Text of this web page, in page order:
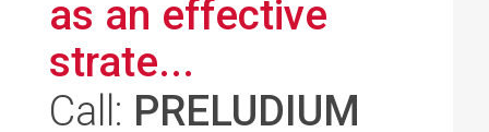
as an effective
strate...
Call: PRELUDIUM